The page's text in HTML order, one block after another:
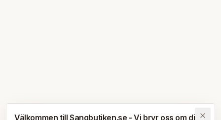
Välkommen till Sangbutiken.se - Vi bryr oss om din